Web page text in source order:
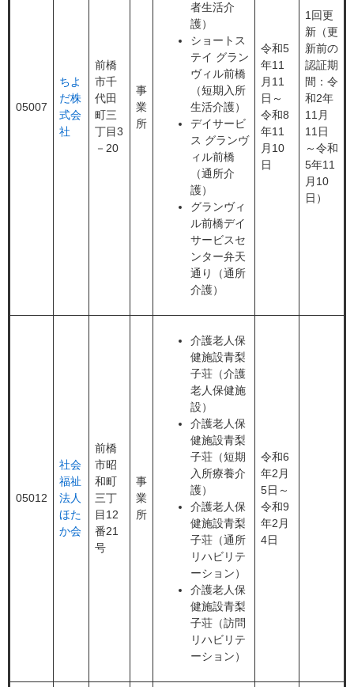
05007
ちよ
だ株
式会
社
前橋
市千
代田
町三
丁目3
－20
事
業
所
者生活介
護）
ショートス
テイ グラン
ヴィル前橋
（短期入所
生活介護）
デイサービ
ス グランヴ
ィル前橋
（通所介
護）
グランヴィ
ル前橋デイ
サービスセ
ンター弁天
通り（通所
介護）
令和5
年11
月11
日～
令和8
年11
月10
日
1回更
新（更
新前の
認証期
間：令
和2年
11月
11日
～令和
5年11
月10
日）
05012
社会
福祉
法人
ほた
か会
前橋
市昭
和町
三丁
目12
番21
号
事
業
所
介護老人保
健施設青梨
子荘（介護
老人保健施
設）
介護老人保
健施設青梨
子荘（短期
入所療養介
護）
介護老人保
健施設青梨
子荘（通所
リハビリテ
ーション）
介護老人保
健施設青梨
子荘（訪問
リハビリテ
ーション）
令和6
年2月
5日～
令和9
年2月
4日